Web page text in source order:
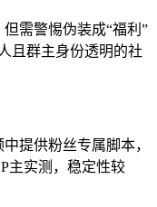
需警惕伪装成“福利”
且群主身份透明的社
提供粉丝专属脚本，
主实测，稳定性较